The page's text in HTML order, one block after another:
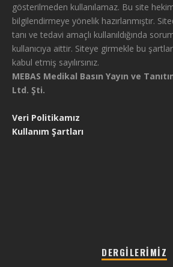
gösterilmeden kullanılamaz. Bu site
bilgilendirmeye yönelik hazırlanmıştır.
tanı ve tedavi amaçlı kullanıldığında
kullanıcıya aittir. Siteye girmekle bu
kabul etmiş sayılırsınız.
MEBAS Medikal Basın Yayın ve
Ltd. Şti.
Veri Politikamız
Kullanım Şartları
DERGILERIMIZ